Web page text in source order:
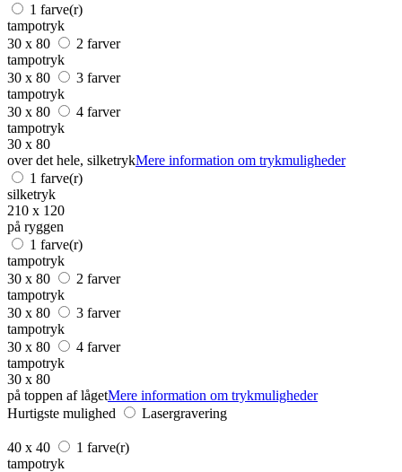
1 farve(r)
tampotryk
30 x 80
2 farver
tampotryk
30 x 80
3 farver
tampotryk
30 x 80
4 farver
tampotryk
30 x 80
over det hele, silketrykMere information om trykmuligheder
1 farve(r)
silketryk
210 x 120
på ryggen
1 farve(r)
tampotryk
30 x 80
2 farver
tampotryk
30 x 80
3 farver
tampotryk
30 x 80
4 farver
tampotryk
30 x 80
på toppen af lågetMere information om trykmuligheder
Hurtigste mulighed
Lasergravering
40 x 40
1 farve(r)
tampotryk